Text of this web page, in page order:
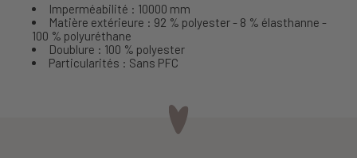
Imperméabilité : 10000 mm
Matière extérieure : 92 % polyester - 8 % élasthanne -
100 % polyuréthane
Doublure : 100 % polyester
Particularités : Sans PFC